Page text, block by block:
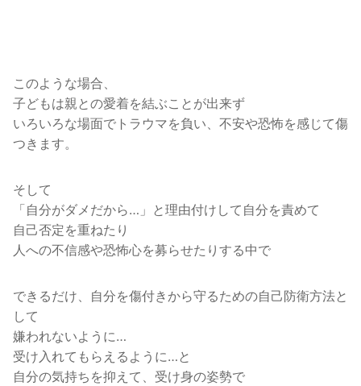
このような場合、
子どもは親との愛着を結ぶことが出来ず
いろいろな場面でトラウマを負い、不安や恐怖を感じて傷
つきます。
そして
「自分がダメだから…」と理由付けして自分を責めて
自己否定を重ねたり
人への不信感や恐怖心を募らせたりする中で
できるだけ、自分を傷付きから守るための自己防衛方法と
して
嫌われないように…
受け入れてもらえるように…と
自分の気持ちを抑えて、受け身の姿勢で